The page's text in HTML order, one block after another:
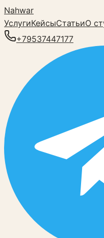
Nahwar
УслугиКейсыСтатьиО
+79537447177